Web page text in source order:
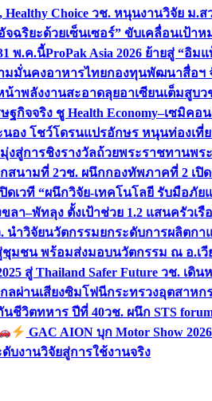
Choice วช. หนุนงานวิจัย ม.ส
ริยะด้วยเซ็นเซอร์” ขับเคลื่อนเป้า
พ.ค.นี้ProPak Asia 2026 ย้ายสู่ “อิ
มมั่นคงอาหารไทยกองทุนพัฒนาสื่อฯ
าพลังงานสะอาดลุยอาเซียนเต็มสูบว
ฐกิจจริง ชู Health Economy–เซมิค
อง โชว์โดรนแปรอักษร หนุนท่องเที่
สู่การชิงรางวัลถ้วยพระราชทานพร
สนามที่ 2วช. ผนึกกองทัพภาคที่ 2 เปิ
ดเวที “ผนึกวิจัย-เทคโนโลยี รับมือภัย
า–พัทลุง ตั้งเป้าช่วย 1.2 แสนครัวเรื
นำวิจัยนวัตกรรมยกระดับการผลิตก
มชน พร้อมส่งมอบนวัตกรรม ณ อ.เวี
สู่ Thailand Safer Future วช. เดิ
ลผ่านเสียงซิมโฟนีกระทรวงอุตสาหก
ชีวิตทหาร ปีที่ 40วช. ผนึก STS
GAC AION บุก Motor Show
บงานวิจัยสู่การใช้งานจริง